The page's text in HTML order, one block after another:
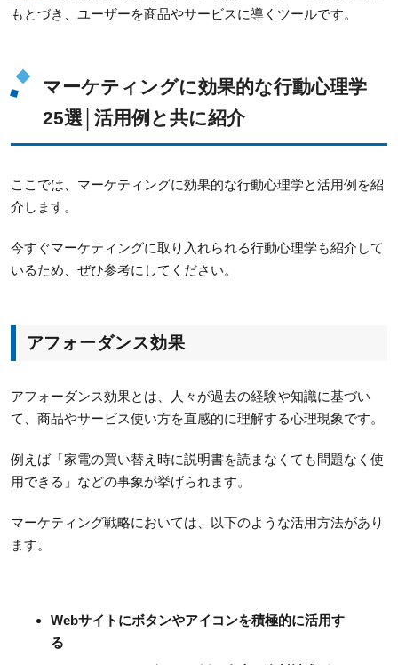
もとづき、ユーザーを商品やサービスに導くツールです。
マーケティングに効果的な行動心理学
25選│活用例と共に紹介
ここでは、マーケティングに効果的な行動心理学と活用例を紹
介します。
今すぐマーケティングに取り入れられる行動心理学も紹介して
いるため、ぜひ参考にしてください。
アフォーダンス効果
アフォーダンス効果とは、人々が過去の経験や知識に基づい
て、商品やサービス使い方を直感的に理解する心理現象です。
例えば「家電の買い替え時に説明書を読まなくても問題なく使
用できる」などの事象が挙げられます。
マーケティング戦略においては、以下のような活用方法があり
ます。
Webサイトにボタンやアイコンを積極的に活用す
る